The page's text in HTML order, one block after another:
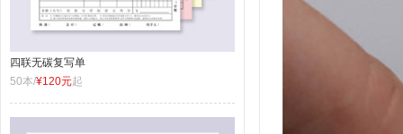
四联无碳复写单
50本/¥120元起